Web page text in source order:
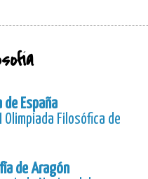
España
Filosófica de
de Aragón